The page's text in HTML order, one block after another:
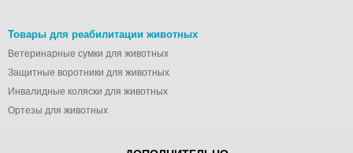
Товары для реабилитации животных
Ветеринарные сумки для животных
Защитные воротники для животных
Инвалидные коляски для животных
Ортезы для животных